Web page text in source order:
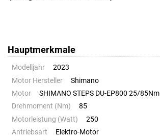
Hauptmerkmale
Modelljahr
2023
Motor Hersteller
Shimano
Motor
SHIMANO STEPS DU-EP800 25/85Nm
Drehmoment (Nm)
85
Motorleistung (Watt)
250
Antriebsart
Elektro-Motor